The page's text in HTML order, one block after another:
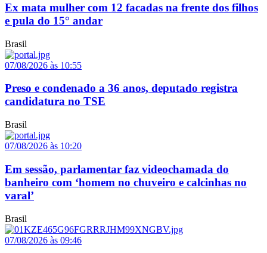
Ex mata mulher com 12 facadas na frente dos filhos
e pula do 15° andar
Brasil
07/08/2026 às 10:55
Preso e condenado a 36 anos, deputado registra
candidatura no TSE
Brasil
07/08/2026 às 10:20
Em sessão, parlamentar faz videochamada do
banheiro com ‘homem no chuveiro e calcinhas no
varal’
Brasil
07/08/2026 às 09:46